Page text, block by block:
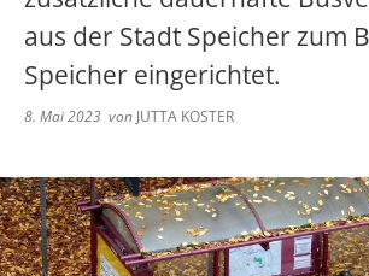
Kommunaler
Rufbus/
Notfall
Kindertagesstätten Kita
Kita
Kita
Schwimmbad
Unterkunftsverzeichnis
Veranstaltungskalender
aus der Stadt Speicher zum
Speicher eingerichtet.
8. Mai 2023 von JUTTA KOSTER